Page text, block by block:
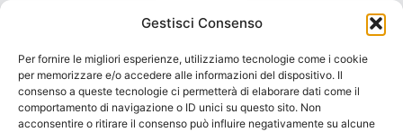
Gestisci Consenso
Per fornire le migliori esperienze, utilizziamo tecnologie come i cookie
per memorizzare e/o accedere alle informazioni del dispositivo. Il
consenso a queste tecnologie ci permetterà di elaborare dati come il
comportamento di navigazione o ID unici su questo sito. Non
acconsentire o ritirare il consenso può influire negativamente su alcune
Il gender gap sul Corriere del Mezzogiorno
Aprile 26, 2018
Leggi tutto: Il gender gap sul Corriere del Mezzogiorno